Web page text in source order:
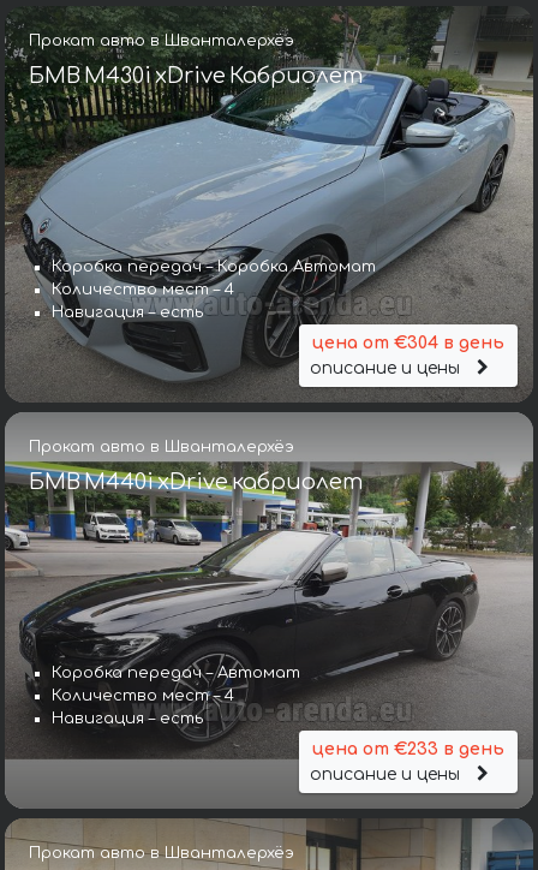
Прокат авто в Шванталерхёэ
БМВ M430i xDrive Кабриолет
Коробка передач – Коробка Автомат
Количество мест – 4
Навигация – есть
цена от €304 в день
описание и цены
Прокат авто в Шванталерхёэ
БМВ M440i xDrive кабриолет
Коробка передач – Автомат
Количество мест – 4
Навигация – есть
цена от €233 в день
описание и цены
Прокат авто в Шванталерхёэ